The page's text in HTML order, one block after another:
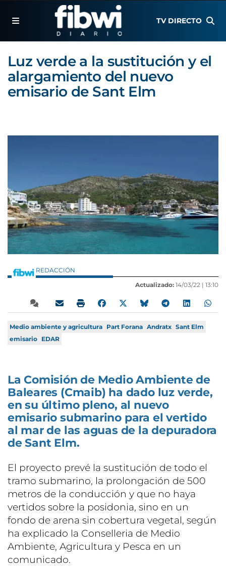
TV DIRECTO
Luz verde a la sustitución y el
alargamiento del nuevo
emisario de Sant Elm
REDACCIÓN
Actualizado: 14/03/22 | 13:10
Medio ambiente y agricultura Part Forana Andratx Sant Elm
emisario EDAR
La Comisión de Medio Ambiente de
Baleares (Cmaib) ha dado luz verde,
en su último pleno, al nuevo
emisario submarino para el vertido
al mar de las aguas de la depuradora
de Sant Elm.
El proyecto prevé la sustitución de todo el
tramo submarino, la prolongación de 500
metros de la conducción y que no haya
vertidos sobre la posidonia, sino en un
fondo de arena sin cobertura vegetal, según
ha explicado la Conselleria de Medio
Ambiente, Agricultura y Pesca en un
comunicado.